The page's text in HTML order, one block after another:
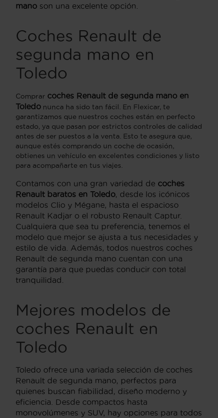
mano son una excelente opción.
Coches Renault de
segunda mano en
Toledo
Comprar coches Renault de segunda mano en
Toledo nunca ha sido tan fácil. En Flexicar, te
garantizamos que nuestros coches están en perfecto
estado, ya que pasan por estrictos controles de calidad
antes de ser puestos a la venta. Esto te asegura que,
aunque estés comprando un coche de ocasión,
obtienes un vehículo en excelentes condiciones y listo
para acompañarte en tus viajes.
Contamos con una gran variedad de coches
Renault baratos en Toledo , desde los icónicos
modelos Clio y Mégane, hasta el espacioso
Renault Kadjar o el robusto Renault Captur.
Cualquiera que sea tu preferencia, tenemos el
modelo que mejor se ajusta a tus necesidades y
estilo de vida. Además, todos nuestros coches
Renault de segunda mano cuentan con una
garantía para que puedas conducir con total
tranquilidad.
Mejores modelos de
coches Renault en
Toledo
Toledo ofrece una variada selección de coches
Renault de segunda mano, perfectos para
quienes buscan fiabilidad, diseño moderno y
eficiencia. Desde compactos hasta
monovolúmenes y SUV, hay opciones para todos